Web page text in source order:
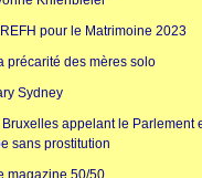
pour le Matrimoine 2023
précarité des mères solo
Sydney
appelant le Parlement
sans prostitution
magazine 50/50